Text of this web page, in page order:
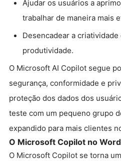
Ajudar os usuários a
trabalhar de maneira mais
Desencadear a criatividade
produtividade.
O Microsoft AI Copilot segue
segurança, conformidade e
proteção dos dados dos
teste com um pequeno grupo
expandido para mais clientes
O Microsoft Copilot no
O Microsoft Copilot se torna